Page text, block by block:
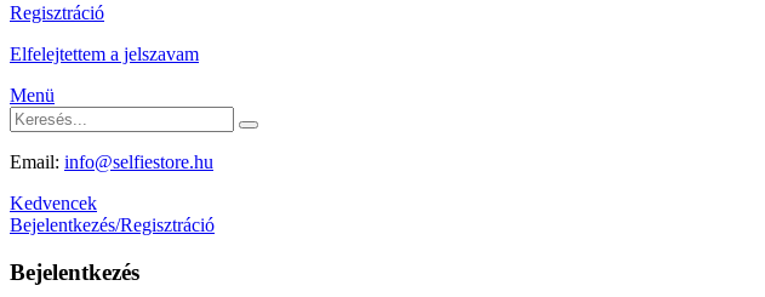
Regisztráció
Elfelejtettem a jelszavam
Menü
Email: info@selfiestore.hu
Kedvencek
Bejelentkezés/Regisztráció
Bejelentkezés